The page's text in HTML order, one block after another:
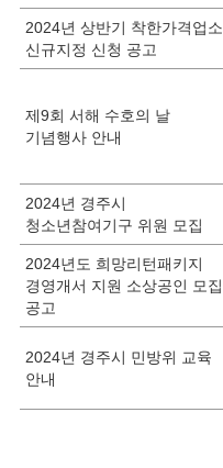
2024년 상반기 착한가격업소
신규지정 신청 공고
제9회 서해 수호의 날
기념행사 안내
2024년 경주시
청소년참여기구 위원 모집
2024년도 희망리턴패키지
경영개서 지원 소상공인 모집
공고
2024년 경주시 민방위 교육
안내